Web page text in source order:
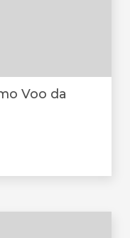
Voo da